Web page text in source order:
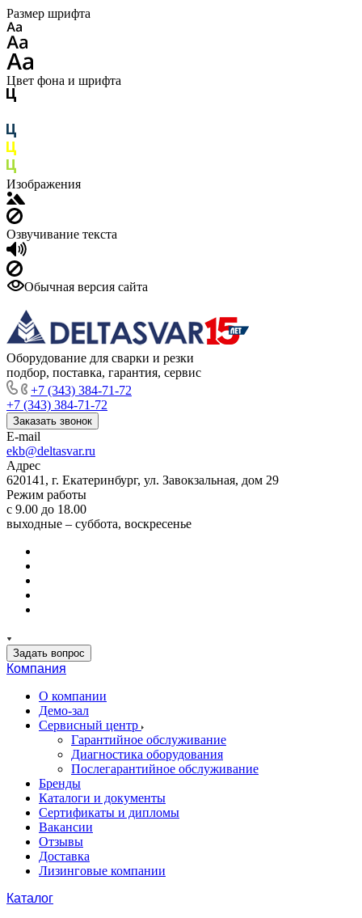
Размер шрифта
Цвет фона и шрифта
Изображения
Озвучивание текста
Обычная версия сайта
Оборудование для сварки и резки
подбор, поставка, гарантия, сервис
+7 (343) 384-71-72
+7 (343) 384-71-72
Заказать звонок
E-mail
ekb@deltasvar.ru
Адрес
620141, г. Екатеринбург, ул. Завокзальная, дом 29
Режим работы
с 9.00 до 18.00
выходные – суббота, воскресенье
Задать вопрос
Компания
О компании
Демо-зал
Сервисный центр
Гарантийное обслуживание
Диагностика оборудования
Послегарантийное обслуживание
Бренды
Каталоги и документы
Сертификаты и дипломы
Вакансии
Отзывы
Доставка
Лизинговые компании
Каталог